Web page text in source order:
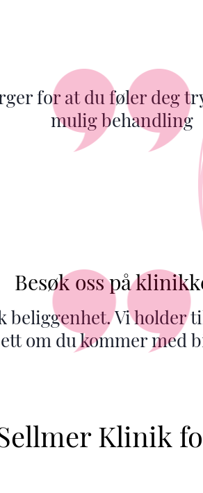
for at du føler deg
mulig behandling
Besøk oss på
Vi holder
om du kommer med
Klinik